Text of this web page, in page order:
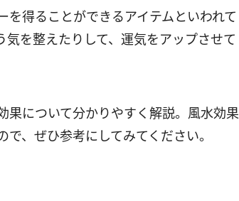
得ることができるアイテムといわれて
を整えたりして、運気をアップさせて
果について分かりやすく解説。風水効果
、ぜひ参考にしてみてください。